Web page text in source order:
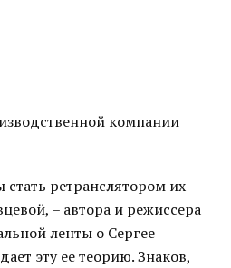
компании
ретранслятором их
– автора и режиссера
ленты о Сергее
эту ее теорию. Знаков,